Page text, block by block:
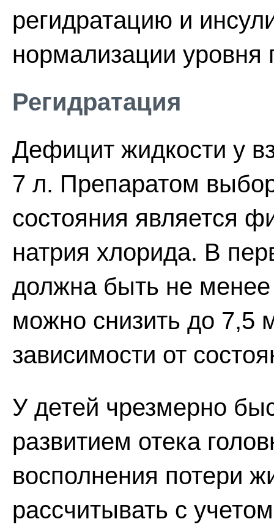
регидратацию и
нормализации уровня
Регидратация
Дефицит жидкости у
7 л. Препаратом
состояния является
натрия хлорида. В
должна быть не
можно снизить до 7,5
зависимости от
У детей чрезмерно
развитием отека
восполнения потери
рассчитывать с